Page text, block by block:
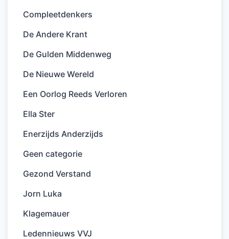
Compleetdenkers
De Andere Krant
De Gulden Middenweg
De Nieuwe Wereld
Een Oorlog Reeds Verloren
Ella Ster
Enerzijds Anderzijds
Geen categorie
Gezond Verstand
Jorn Luka
Klagemauer
Ledennieuws VVJ